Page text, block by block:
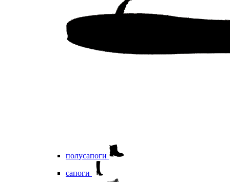
полусапоги
сапоги